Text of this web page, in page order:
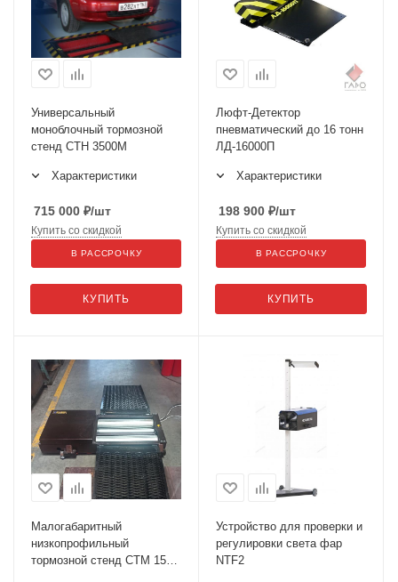
Универсальный
моноблочный тормозной
стенд СТН 3500М
Характеристики
715 000 ₽/шт
КУПИТЬ
Купить со скидкой
В РАССРОЧКУ
Люфт-Детектор
пневматический до 16 тонн
ЛД-16000П
Характеристики
198 900 ₽/шт
КУПИТЬ
Купить со скидкой
В РАССРОЧКУ
Малогабаритный
низкопрофильный
тормозной стенд СТМ 1500
Устройство для проверки и
регулировки света фар
NTF2